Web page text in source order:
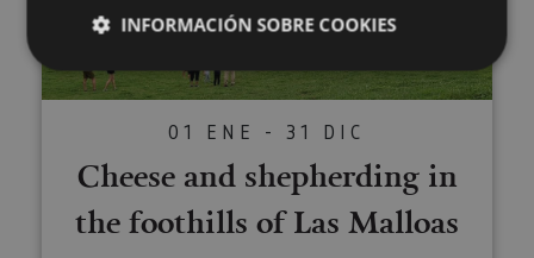
01 ENE - 31 DIC
Cheese and shepherding in
the foothills of Las Malloas
INFORMACIÓN SOBRE COOKIES
Cookies de preferencias
Cookies de funcionalidad